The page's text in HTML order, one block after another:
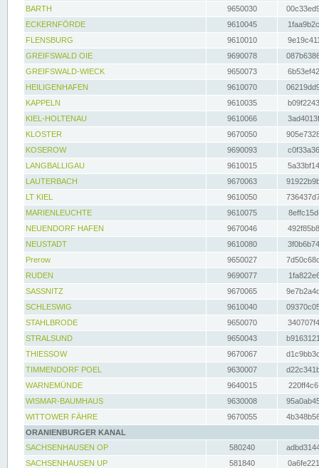
BARTH
9650030
ECKERNFÖRDE
9610045
FLENSBURG
9610010
GREIFSWALD OIE
9690078
GREIFSWALD-WIECK
9650073
HEILIGENHAFEN
9610070
KAPPELN
9610035
KIEL-HOLTENAU
9610066
KLOSTER
9670050
KOSEROW
9690093
LANGBALLIGAU
9610015
LAUTERBACH
9670063
LT KIEL
9610050
MARIENLEUCHTE
9610075
NEUENDORF HAFEN
9670046
NEUSTADT
9610080
Prerow
9650027
RUDEN
9690077
SASSNITZ
9670065
SCHLESWIG
9610040
STAHLBRODE
9650070
STRALSUND
9650043
THIESSOW
9670067
TIMMENDORF POEL
9630007
WARNEMÜNDE
9640015
WISMAR-BAUMHAUS
9630008
WITTOWER FÄHRE
9670055
ORANIENBURGER KANAL
SACHSENHAUSEN OP
580240
SACHSENHAUSEN UP
581840